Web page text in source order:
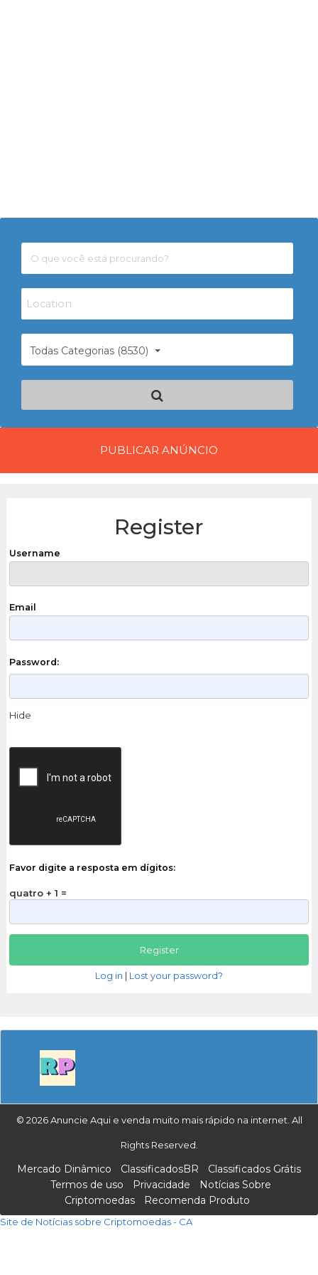
Todas Categorias (8530)
PUBLICAR ANÚNCIO
Register
Username
Email
Password:
Hide
Favor digite a resposta em dígitos:
quatro + 1 =
Log in Lost your password?
© 2026 Anuncie Aqui e venda muito mais rápido na internet. All
Rights Reserved.
Mercado Dinâmico ClassificadosBR
Classificados Grátis
Termos de uso
Privacidade
Notícias Sobre
Criptomoedas
Recomenda Produto
Site de Notícias sobre Criptomoedas - CA